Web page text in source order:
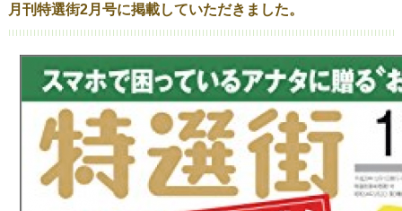
月刊特選街2月号に掲載していただきました。